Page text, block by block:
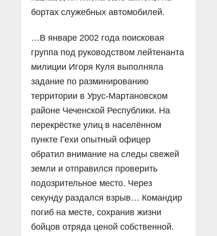
бортах служебных автомобилей.
…В январе 2002 года поисковая
группа под руководством лейтенанта
милиции Игоря Куля выполняла
задание по разминированию
территории в Урус-Мартановском
районе Чеченской Республики. На
перекрёстке улиц в населённом
пункте Гехи опытный офицер
обратил внимание на следы свежей
земли и отправился проверить
подозрительное место. Через
секунду раздался взрыв… Командир
погиб на месте, сохранив жизни
бойцов отряда ценой собственной.